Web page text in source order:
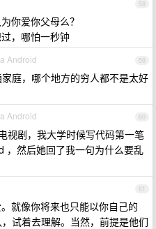
58
你爱你父母么？
，哪怕一秒钟
59
Android
庭，哪个地方的穷人都不是太好
60
Android
视剧，我大学时候写代码第一笔
，然后她回了我一句为什么要乱
61
就像你将来也只能以你自己的
试着去理解。当然，前提是他们